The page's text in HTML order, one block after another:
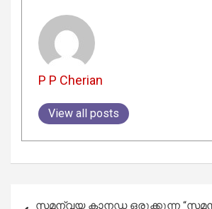
P P Cherian
View all posts
സമന്വയ കാനഡ ഒരുക്കുന്ന